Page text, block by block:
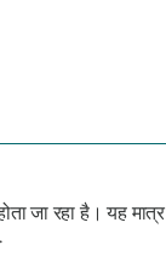
जा रहा है। यह